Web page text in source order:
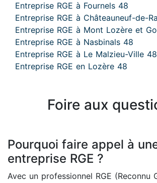
Entreprise RGE à Fournels 48
Entreprise RGE à Châteauneuf-de-
Entreprise RGE à Mont Lozère et
Entreprise RGE à Nasbinals 48
Entreprise RGE à Le Malzieu-Ville 48
Entreprise RGE en Lozère 48
Foire aux
Pourquoi faire appel à
entreprise RGE ?
Avec un professionnel RGE (Reconnu